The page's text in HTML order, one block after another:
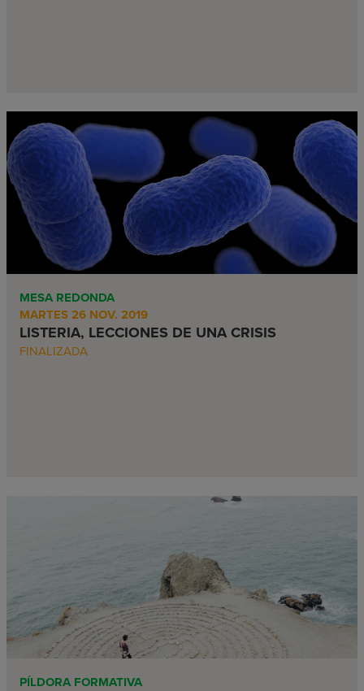
MESA REDONDA
MARTES 26 NOV. 2019
LISTERIA, LECCIONES DE UNA CRISIS
FINALIZADA
PÍLDORA FORMATIVA